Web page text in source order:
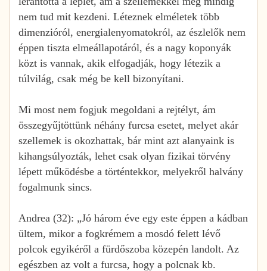
nem tud mit kezdeni. Léteznek elméletek több
dimenzióról, energialenyomatokról, az észlelők nem
éppen tiszta elmeállapotáról, és a nagy koponyák
közt is vannak, akik elfogadják, hogy létezik a
túlvilág, csak még be kell bizonyítani.
Mi most nem fogjuk megoldani a rejtélyt, ám
összegyűjtöttünk néhány furcsa esetet, melyet akár
szellemek is okozhattak, bár mint azt alanyaink is
kihangsúlyozták, lehet csak olyan fizikai törvény
lépett működésbe a történtekkor, melyekről halvány
fogalmunk sincs.
Andrea (32): „Jó három éve egy este éppen a kádban
ültem, mikor a fogkrémem a mosdó felett lévő
polcok egyikéről a fürdőszoba közepén landolt. Az
egészben az volt a furcsa, hogy a polcnak kb.